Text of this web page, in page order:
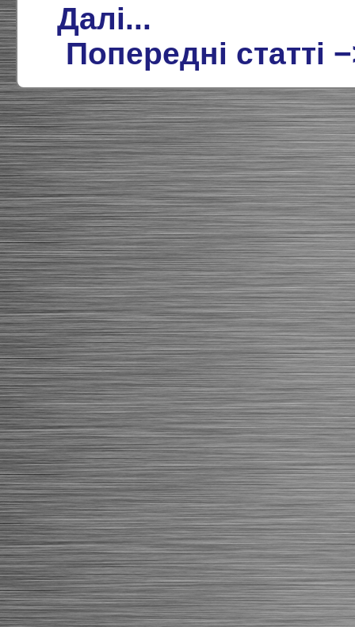
Далі...
Попередні статті